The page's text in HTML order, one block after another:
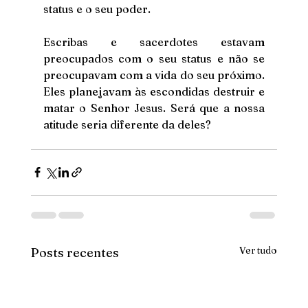
status e o seu poder.
Escribas e sacerdotes estavam
preocupados com o seu status e não se
preocupavam com a vida do seu próximo.
Eles planejavam às escondidas destruir e
matar o Senhor Jesus. Será que a nossa
atitude seria diferente da deles?
Posts recentes Ver tudo